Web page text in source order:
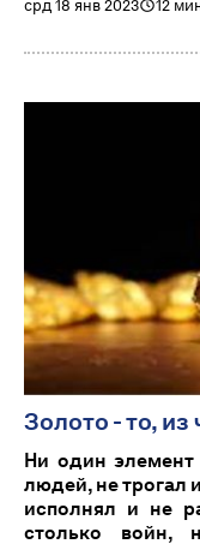
срд 18 янв 2023 12
Золото - то,
Ни один
людей, не трогал
исполнял и не
столько войн,